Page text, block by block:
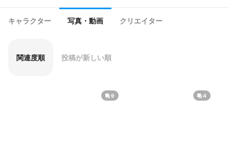
キャラクター 写真・動画 クリエイター
関連度順 投稿が新しい順
9 4